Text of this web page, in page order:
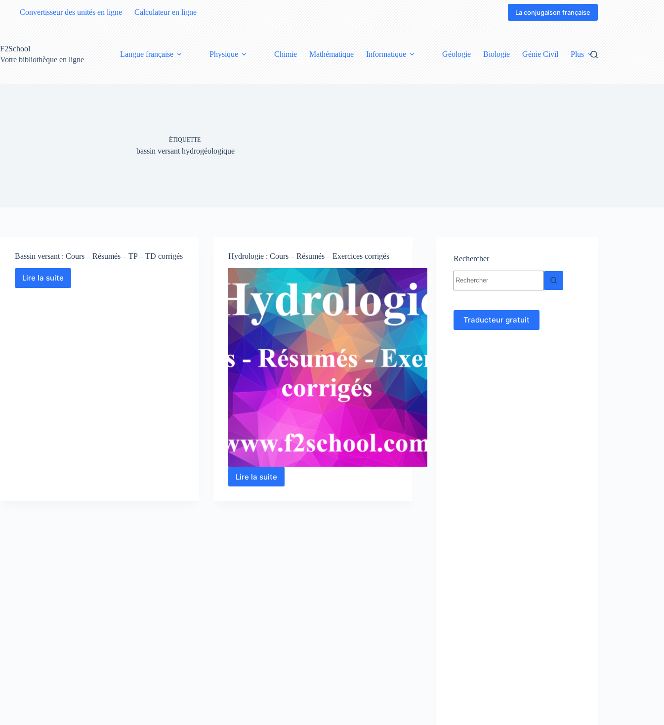
Convertisseur des unités en ligne Calculateur en ligne La conjugaison française
F2School
Votre bibliothèque en ligne
Langue française Physique Chimie Mathématique Informatique Géologie Biologie Génie Civil Plus
ÉTIQUETTE
bassin versant hydrogéologique
Bassin versant : Cours – Résumés – TP – TD corrigés
Lire la suite
Bassin
Hydrologie : Cours – Résumés – Exercices corrigés
Lire la suite
Hydrologie
Rechercher
résultat
Traducteur gratuit